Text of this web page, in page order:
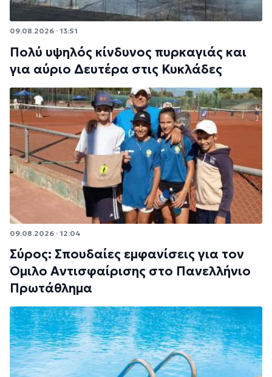
09.08.2026 · 13:51
Πολύ υψηλός κίνδυνος πυρκαγιάς και
για αύριο Δευτέρα στις Κυκλάδες
09.08.2026 · 12:04
Σύρος: Σπουδαίες εμφανίσεις για τον
Όμιλο Αντισφαίρισης στο Πανελλήνιο
Πρωτάθλημα